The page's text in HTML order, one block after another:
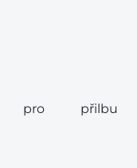
pro přilbu